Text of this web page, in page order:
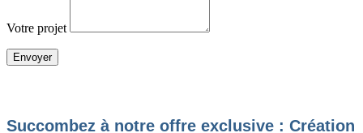
Votre projet
Succombez à notre offre exclusive : Création